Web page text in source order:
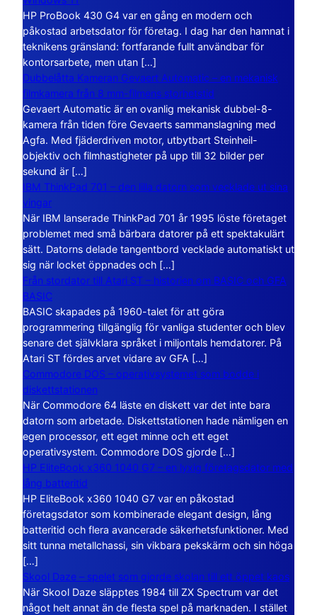
HP ProBook 430 G4 var en gång en modern och
påkostad arbetsdator för företag. I dag har den hamnat i
teknikens gränsland: fortfarande fullt användbar för
kontorsarbete, men utan […]
Dubbelåtta Kameran Gevaert Automatic – en mekanisk
filmkamera från 8 mm-filmens storhetstid
Gevaert Automatic är en ovanlig mekanisk dubbel-8-
kamera från tiden före Gevaerts sammanslagning med
Agfa. Med fjäderdriven motor, utbytbart Steinheil-
objektiv och filmhastigheter på upp till 32 bilder per
sekund är […]
IBM ThinkPad 701 – den lilla datorn som vecklade ut sina
vingar
När IBM lanserade ThinkPad 701 år 1995 löste företaget
problemet med små bärbara datorer på ett spektakulärt
sätt. Datorns delade tangentbord vecklade automatiskt ut
sig när locket öppnades och […]
Från stordator till Atari ST – historien om BASIC och GFA
BASIC
BASIC skapades på 1960-talet för att göra
programmering tillgänglig för vanliga studenter och blev
senare det självklara språket i miljontals hemdatorer. På
Atari ST fördes arvet vidare av GFA […]
Commodore DOS – operativsystemet som bodde i
diskettstationen
När Commodore 64 läste en diskett var det inte bara
datorn som arbetade. Diskettstationen hade nämligen en
egen processor, ett eget minne och ett eget
operativsystem. Commodore DOS gjorde […]
HP EliteBook x360 1040 G7 – en lyxig företagsdator med
lång batteritid
HP EliteBook x360 1040 G7 var en påkostad
företagsdator som kombinerade elegant design, lång
batteritid och flera avancerade säkerhetsfunktioner. Med
sitt tunna metallchassi, sin vikbara pekskärm och sin höga
[…]
Skool Daze – spelet som gjorde skolan till ett öppet kaos
När Skool Daze släpptes 1984 till ZX Spectrum var det
något helt annat än de flesta spel på marknaden. I stället